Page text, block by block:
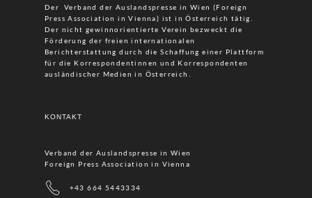
Der Verband der Auslandspresse in Wien (Foreign
Press Association in Vienna) ist in Österreich tätig.
Der nicht gewinnorientierte Verein bezweckt die
Förderung der freien internationalen
Berichterstattung durch die Schaffung einer Plattform
für die Korrespondentinnen und Korrespondenten
ausländischer Medien in Österreich.
KONTAKT
Verband der Auslandspresse in Wien
Foreign Press Association in Vienna
+43 664 5443334